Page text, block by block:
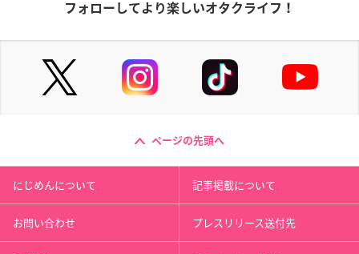
フォローしてより楽しいオタクライフ！
ページの先頭へ
にじめんについて 記事掲載について
お問い合わせ プレスリリース送付先